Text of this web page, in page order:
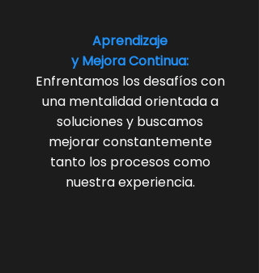
Aprendizaje
y Mejora Continua:
Enfrentamos los desafíos con
una mentalidad orientada a
soluciones y buscamos
mejorar constantemente
tanto los procesos como
nuestra experiencia.